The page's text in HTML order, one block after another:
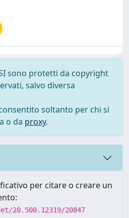
sono protetti da copyright
salvo diversa
soltanto per chi si
o da proxy.
per citare o creare un
20.500.12319/20847